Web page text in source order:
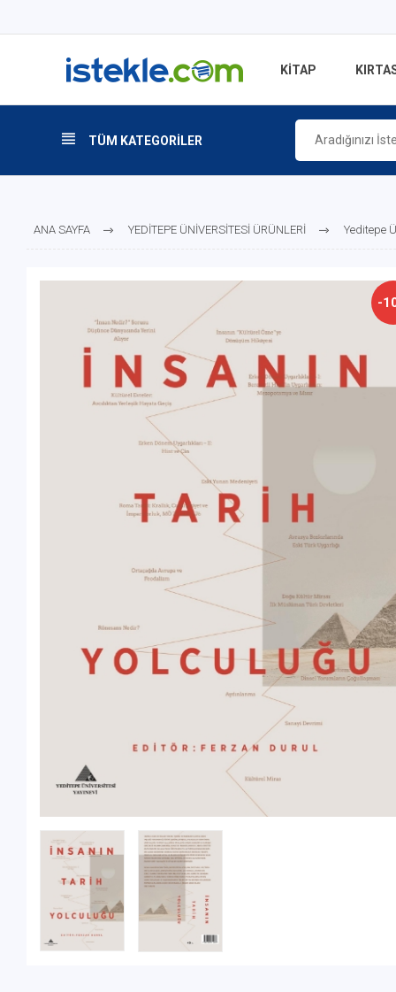
KİTAP
TÜM KATEGORİLER
ANA SAYFA YEDİTEPE ÜNİVERSİTESİ ÜRÜNLERİ Yeditepe
-